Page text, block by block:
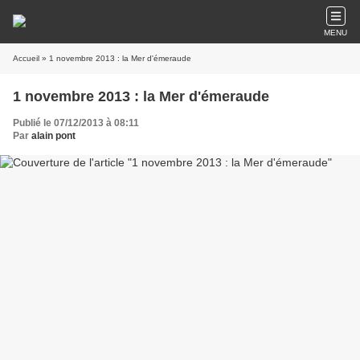
MENU
Accueil » 1 novembre 2013 : la Mer d'émeraude
1 novembre 2013 : la Mer d'émeraude
Publié le 07/12/2013 à 08:11
Par alain pont